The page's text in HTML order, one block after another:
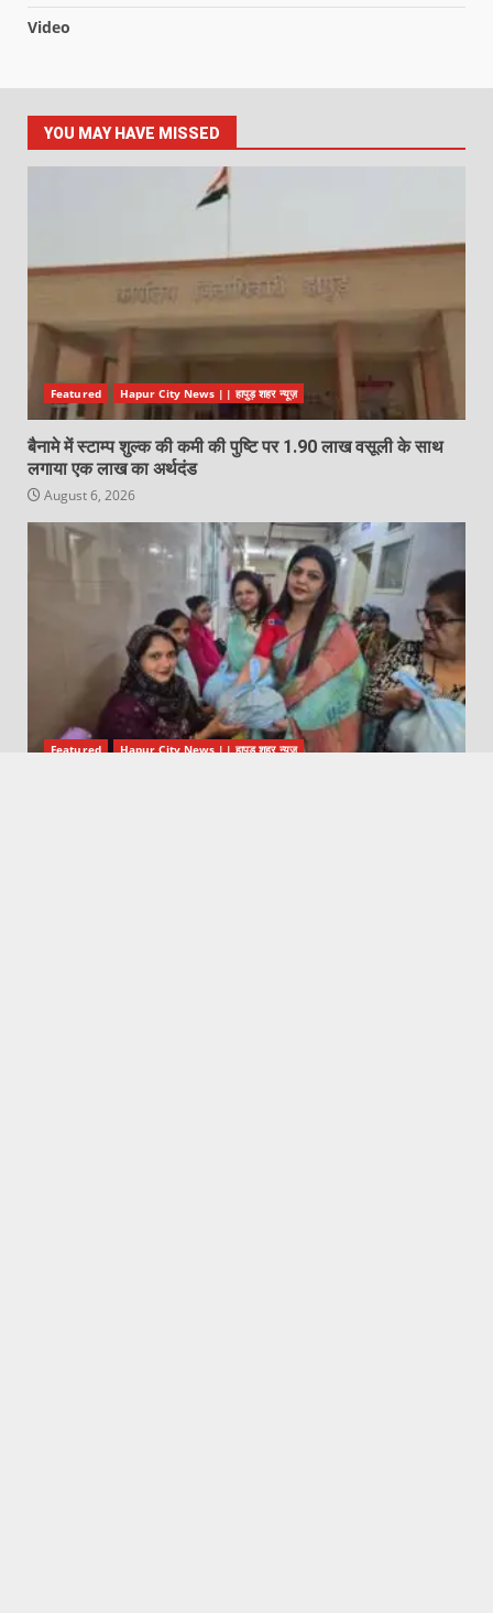
Video
YOU MAY HAVE MISSED
Featured Hapur City News || हापुड़ शहर न्यूज़
बैनामे में स्टाम्प शुल्क की कमी की पुष्टि पर 1.90 लाख वसूली के साथ
लगाया एक लाख का अर्थदंड
August 6, 2026
Featured Hapur City News || हापुड़ शहर न्यूज़